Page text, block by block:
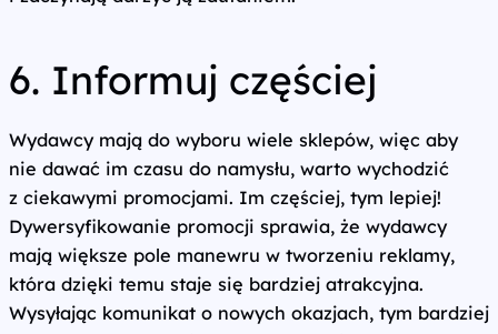
6. Informuj częściej
Wydawcy mają do wyboru wiele sklepów, więc aby
nie dawać im czasu do namysłu, warto wychodzić
z ciekawymi promocjami. Im częściej, tym lepiej!
Dywersyfikowanie promocji sprawia, że wydawcy
mają większe pole manewru w tworzeniu reklamy,
która dzięki temu staje się bardziej atrakcyjna.
Wysyłając komunikat o nowych okazjach, tym bardziej